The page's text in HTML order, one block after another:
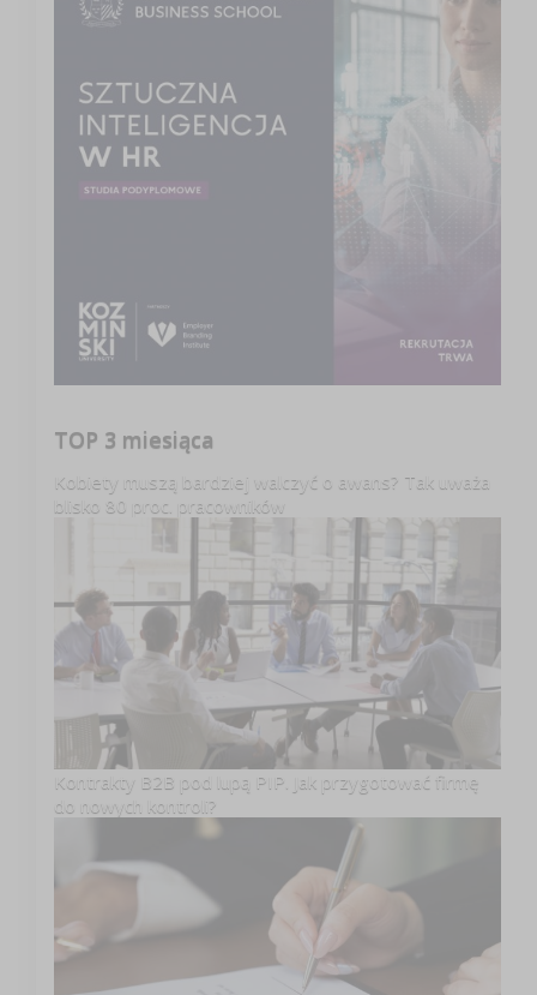
TOP 3 miesiąca
Kobiety muszą bardziej walczyć o awans? Tak uważa
blisko 80 proc. pracowników
Kontrakty B2B pod lupą PIP. Jak przygotować firmę
do nowych kontroli?